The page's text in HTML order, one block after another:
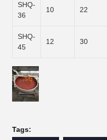
SHQ-
36
10 22
SHQ-
45
12 30
Tags: